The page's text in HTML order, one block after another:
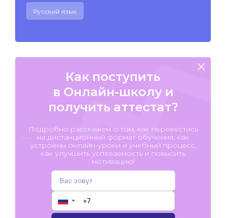
Русский язык
Как поступить
в Онлайн-школу и
получить аттестат?
Подробно расскажем о том, как перевестись
на дистанционный формат обучения, как
устроены онлайн-уроки и учебный процесс,
как улучшить успеваемость и повысить
мотивацию!
▼